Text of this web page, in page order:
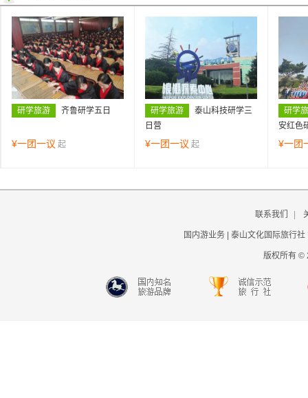
研学旅游 齐鲁研学五日
¥一团一议 起
研学旅游
泰山科技研学三
日营
¥一团一议 起
研学
安红色
¥一团
联系我们
国内游业务 | 泰山文化国际旅行社
版权所有 ©